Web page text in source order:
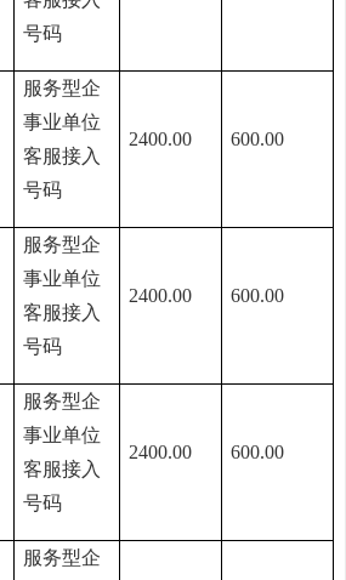
号码
服务型企
事业单位
客服接入
号码
2400.00 600.00
服务型企
事业单位
客服接入
号码
2400.00 600.00
服务型企
事业单位
客服接入
号码
2400.00 600.00
服务型企